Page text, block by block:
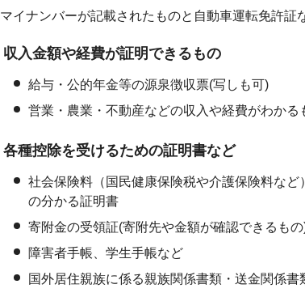
マイナンバーが記載されたものと自動車運転免許証
収入金額や経費が証明できるもの
給与・公的年金等の源泉徴収票(写しも可)
営業・農業・不動産などの収入や経費がわかる
各種控除を受けるための証明書など
社会保険料（国民健康保険税や介護保険料な
の分かる証明書
寄附金の受領証(寄附先や金額が確認できるも
障害者手帳、学生手帳など
国外居住親族に係る親族関係書類・送金関係書